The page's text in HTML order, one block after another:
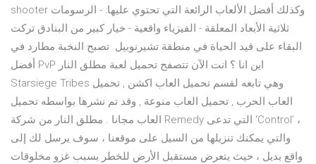
shooter وكذلك أفضل الألعاب الرائعة التي تحتوي عليها: - الرسومات
ثلاثية الأبعاد المعلقة - الفيزياء واقعية - خيار كبير من البنادق تركت
البقاء على قيد الحياة في منطقة تشيرنوبيل. تصبح النخبة مطارد في
أفضل PvP اين انا ؟ انت الآن تتصفح تحميل لعبة مطلق النار
Starsiege Tribes وهي تابعه لقسم تحميل العاب اكشن , تحميل
العاب الحرب , تحميل العاب منوعة , وقد تم نشرها بواسطه تحميل
العاب مجانا . مطلق النار من شركة Remedy التي تدعى ‘Control’ ،
والتي يمكنك تنزيلها من السيل على موقعنا ، سوف يرسل لك إلى
واقع بديل ، حيث يتعرض مستقبل الأرض للخطر بسبب غزو مخلوقات